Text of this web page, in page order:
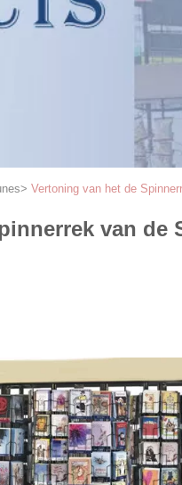
> Vertoning van het de
van de